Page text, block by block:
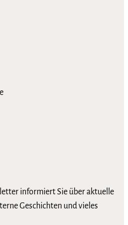
informiert Sie über aktuelle
Geschichten und vieles